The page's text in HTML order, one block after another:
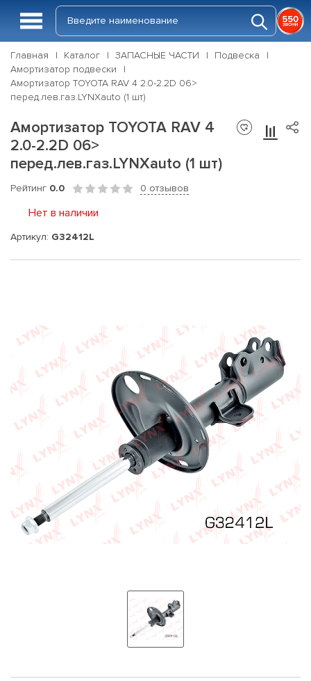
Главная Каталог ЗАПАСНЫЕ ЧАСТИ
Подвеска
Амортизатор подвески
Амортизатор TOYOTA RAV 4 2.0-2.2D 06>
перед.лев.газ.LYNXauto (1 шт)
Амортизатор TOYOTA RAV 4
2.0-2.2D 06>
перед.лев.газ.LYNXauto (1 шт)
Рейтинг 0.0 0 отзывов
Нет в наличии
Артикул: G32412L